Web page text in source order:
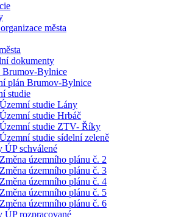
města
dokumenty
Brumov-Bylnice
plán Brumov-Bylnice
studie
Územní studie Lány
Územní studie Hrbáč
Územní studie ZTV- Říky
Územní studie sídelní zeleně
ÚP schválené
Změna územního plánu č. 2
Změna územního plánu č. 3
Změna územního plánu č. 4
Změna územního plánu č. 5
Změna územního plánu č. 6
ÚP rozpracované